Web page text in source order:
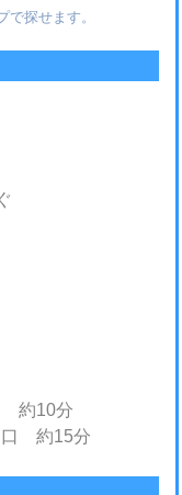
探せます。
約10分
口 約15分